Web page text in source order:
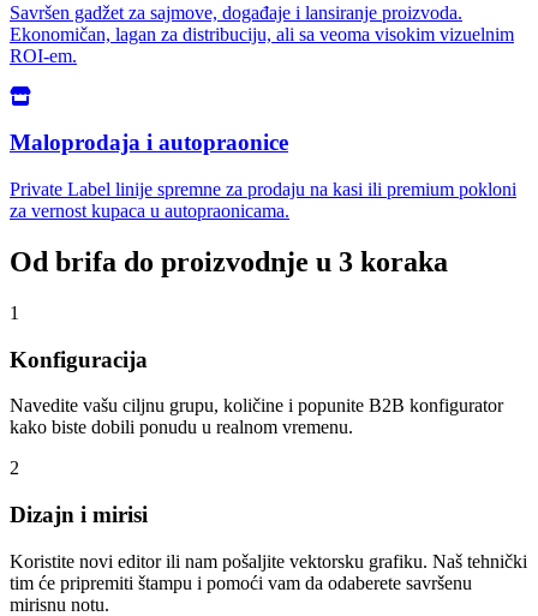
Savršen gadžet za sajmove, događaje i lansiranje proizvoda.
Ekonomičan, lagan za distribuciju, ali sa veoma visokim vizuelnim
ROI-em.
Maloprodaja i autopraonice
Private Label linije spremne za prodaju na kasi ili premium pokloni
za vernost kupaca u autopraonicama.
Od brifa do proizvodnje u 3 koraka
1
Konfiguracija
Navedite vašu ciljnu grupu, količine i popunite B2B konfigurator
kako biste dobili ponudu u realnom vremenu.
2
Dizajn i mirisi
Koristite novi editor ili nam pošaljite vektorsku grafiku. Naš tehnički
tim će pripremiti štampu i pomoći vam da odaberete savršenu
mirisnu notu.